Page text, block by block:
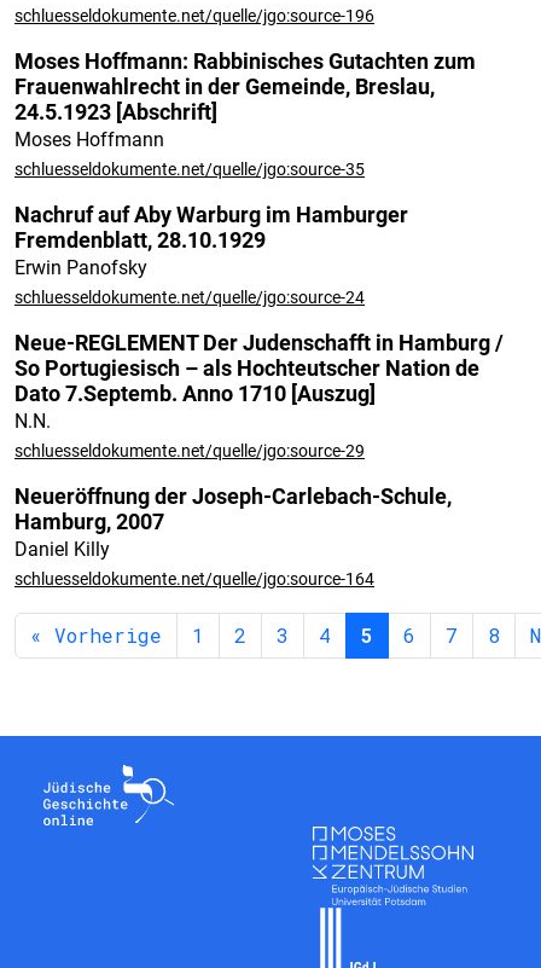
schluesseldokumente.net/quelle/jgo:source-196
Moses Hoffmann: Rabbinisches Gutachten zum
Frauenwahlrecht in der Gemeinde, Breslau,
24.5.1923 [Abschrift]
Moses Hoffmann
schluesseldokumente.net/quelle/jgo:source-35
Nachruf auf Aby Warburg im Hamburger
Fremdenblatt, 28.10.1929
Erwin Panofsky
schluesseldokumente.net/quelle/jgo:source-24
Neue-REGLEMENT Der Judenschafft in Hamburg /
So Portugiesisch – als Hochteutscher Nation de
Dato 7.Septemb. Anno 1710 [Auszug]
N.N.
schluesseldokumente.net/quelle/jgo:source-29
Neueröffnung der Joseph-Carlebach-Schule,
Hamburg, 2007
Daniel Killy
schluesseldokumente.net/quelle/jgo:source-164
« Vorherige 1 2 3 4 5 6 7 8